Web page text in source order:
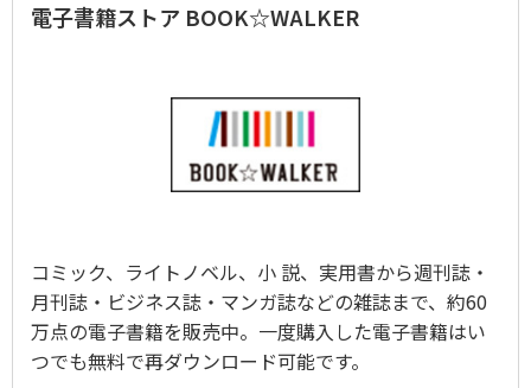
電子書籍ストア BOOK☆WALKER
コミック、ライトノベル、小 説、実用書から週刊誌・
月刊誌・ビジネス誌・マンガ誌などの雑誌まで、約60
万点の電子書籍を販売中。一度購入した電子書籍はい
つでも無料で再ダウンロード可能です。